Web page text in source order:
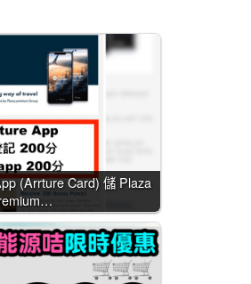
(Arrture Card) 儲 Plaza